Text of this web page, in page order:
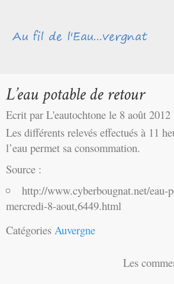
Ecrit par L'eautochtone le 8 août 2012
Les différents relevés effectués à 11
l’eau permet sa consommation.
Source :
http://www.cyberbougnat.net/eau-
mercredi-8-aout,6449.html
Catégories Auvergne
Les